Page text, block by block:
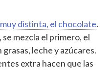
distinta, el chocolate.
mezcla el primero, el
grasas, leche y azúcares.
extra hacen que las